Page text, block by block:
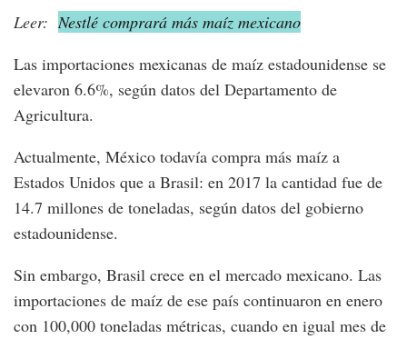
Leer: Nestlé comprará más maíz mexicano
Las importaciones mexicanas de maíz estadounidense se
elevaron 6.6%, según datos del Departamento de
Agricultura.
Actualmente, México todavía compra más maíz a
Estados Unidos que a Brasil: en 2017 la cantidad fue de
14.7 millones de toneladas, según datos del gobierno
estadounidense.
Sin embargo, Brasil crece en el mercado mexicano. Las
importaciones de maíz de ese país continuaron en enero
con 100,000 toneladas métricas, cuando en igual mes de